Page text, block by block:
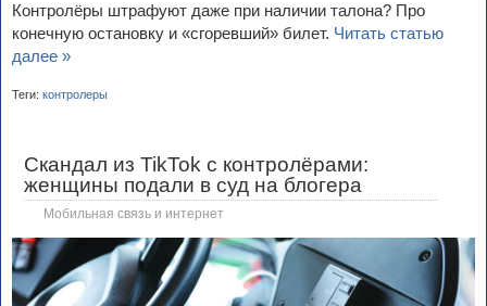
Контролёры штрафуют даже при наличии талона? Про
конечную остановку и «сгоревший» билет. Читать статью
далее »
Теги: контролеры
Скандал из TikTok с контролёрами:
женщины подали в суд на блогера
Мобильная связь и интернет